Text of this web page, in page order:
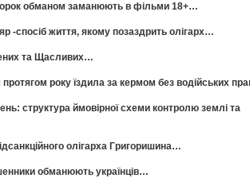
обманом заманюють в фільми 18+…
-спосіб життя, якому позаздрить олігарх…
та Щасливих…
року їздила за кермом без водійських
структура ймовірної схеми контролю землі та
олігарха Григоришина…
обманюють українців…